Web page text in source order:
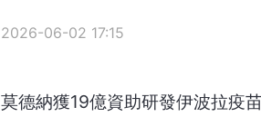
2026-06-02 17:15
莫德納獲19億資助研發伊波拉疫